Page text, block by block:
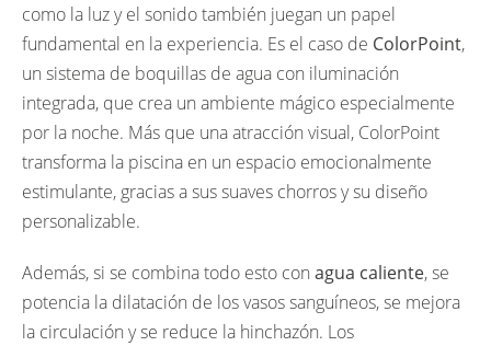
como la luz y el sonido también juegan un papel
fundamental en la experiencia. Es el caso de ColorPoint,
un sistema de boquillas de agua con iluminación
integrada, que crea un ambiente mágico especialmente
por la noche. Más que una atracción visual, ColorPoint
transforma la piscina en un espacio emocionalmente
estimulante, gracias a sus suaves chorros y su diseño
personalizable.
Además, si se combina todo esto con agua caliente, se
potencia la dilatación de los vasos sanguíneos, se mejora
la circulación y se reduce la hinchazón. Los